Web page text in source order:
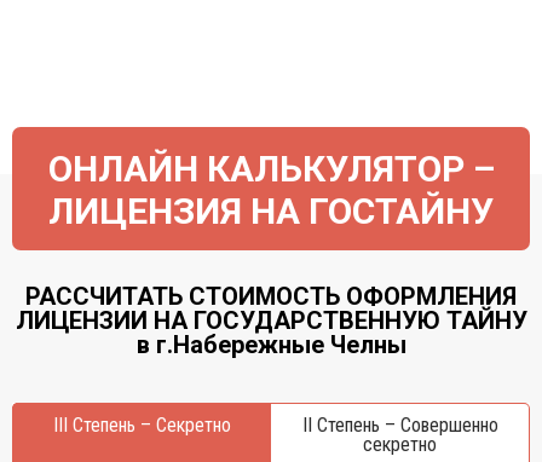
ОНЛАЙН КАЛЬКУЛЯТОР –
ЛИЦЕНЗИЯ НА ГОСТАЙНУ
РАССЧИТАТЬ СТОИМОСТЬ ОФОРМЛЕНИЯ
ЛИЦЕНЗИИ НА ГОСУДАРСТВЕННУЮ ТАЙНУ
в г.Набережные Челны
III Степень – Секретно
II Степень – Совершенно
секретно